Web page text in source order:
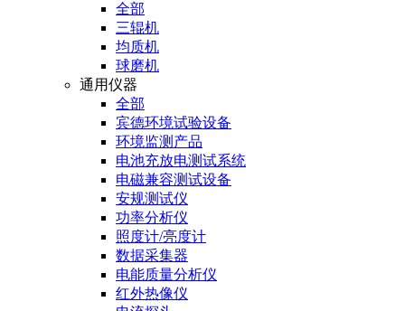
全部
三辊机
均质机
球磨机
通用仪器
全部
宾德环境试验设备
环境监测产品
电池充放电测试系统
电磁兼容测试设备
安规测试仪
功率分析仪
照度计/亮度计
数据采集器
电能质量分析仪
红外热像仪